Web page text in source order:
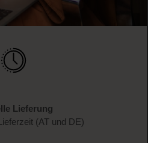
Lieferung
(AT und DE)